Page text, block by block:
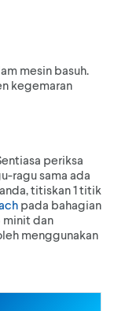
mesin basuh.
kegemaran
periksa
ragu sama ada
titiskan 1 titik
pada bahagian
minit dan
menggunakan